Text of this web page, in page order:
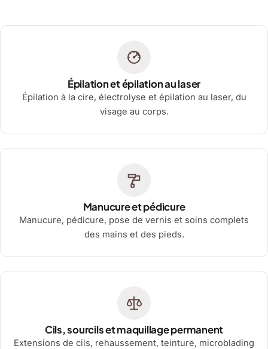
Épilation et épilation au laser
Épilation à la cire, électrolyse et épilation au laser, du
visage au corps.
Manucure et pédicure
Manucure, pédicure, pose de vernis et soins complets
des mains et des pieds.
Cils, sourcils et maquillage permanent
Extensions de cils, rehaussement, teinture, microblading